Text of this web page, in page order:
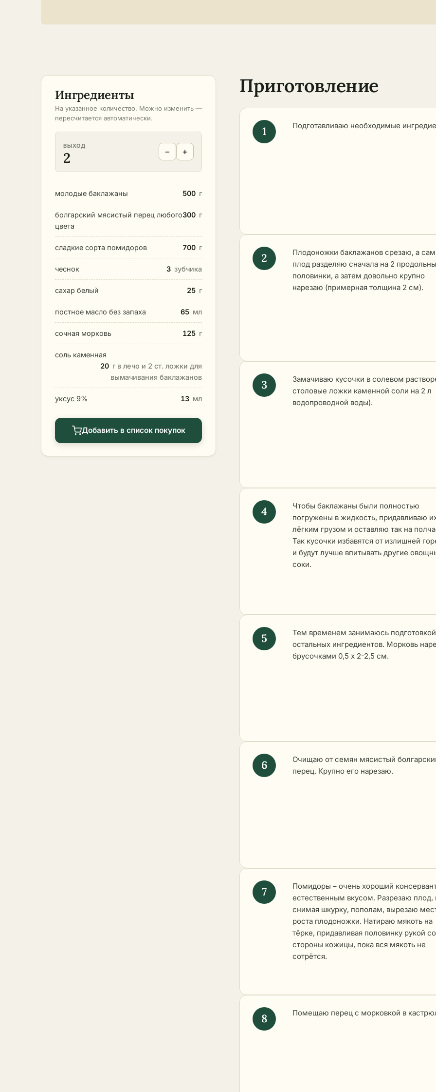
Ингредиенты
На указанное количество. Можно изменить —
пересчитается автоматически.
ВЫХОД
2 − +
молодые баклажаны 500 г
болгарский мясистый перец любого
цвета
300 г
сладкие сорта помидоров 700 г
чеснок 3 зубчика
сахар белый 25 г
постное масло без запаха 65 мл
сочная морковь 125 г
соль каменная
20 г в лечо и 2 ст. ложки для
вымачивания баклажанов
уксус 9% 13 мл
Добавить в список покупок
Приготовление
Подготавливаю необходимые
Плодоножки баклажанов срезаю, а сам
плод разделяю сначала на 2
половинки, а затем довольно крупно
нарезаю (примерная толщина 2 см).
Замачиваю кусочки в солевом
столовые ложки каменной соли на 2 л
водопроводной воды).
Чтобы баклажаны были полностью
погружены в жидкость, придавливаю
лёгким грузом и оставляю так на
Так кусочки избавятся от излишней
и будут лучше впитывать другие
соки.
Тем временем занимаюсь подготовкой
остальных ингредиентов. Морковь
брусочками 0,5 х 2-2,5 см.
Очищаю от семян мясистый
перец. Крупно его нарезаю.
Помидоры – очень хороший
естественным вкусом. Разрезаю плод,
снимая шкурку, пополам, вырезаю
роста плодоножки. Натираю мякоть на
тёрке, придавливая половинку рукой со
стороны кожицы, пока вся мякоть не
сотрётся.
Помещаю перец с морковкой в